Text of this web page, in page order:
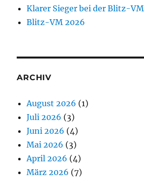
Klarer Sieger bei der Blitz-VM
Blitz-VM 2026
ARCHIV
August 2026 (1)
Juli 2026 (3)
Juni 2026 (4)
Mai 2026 (3)
April 2026 (4)
März 2026 (7)